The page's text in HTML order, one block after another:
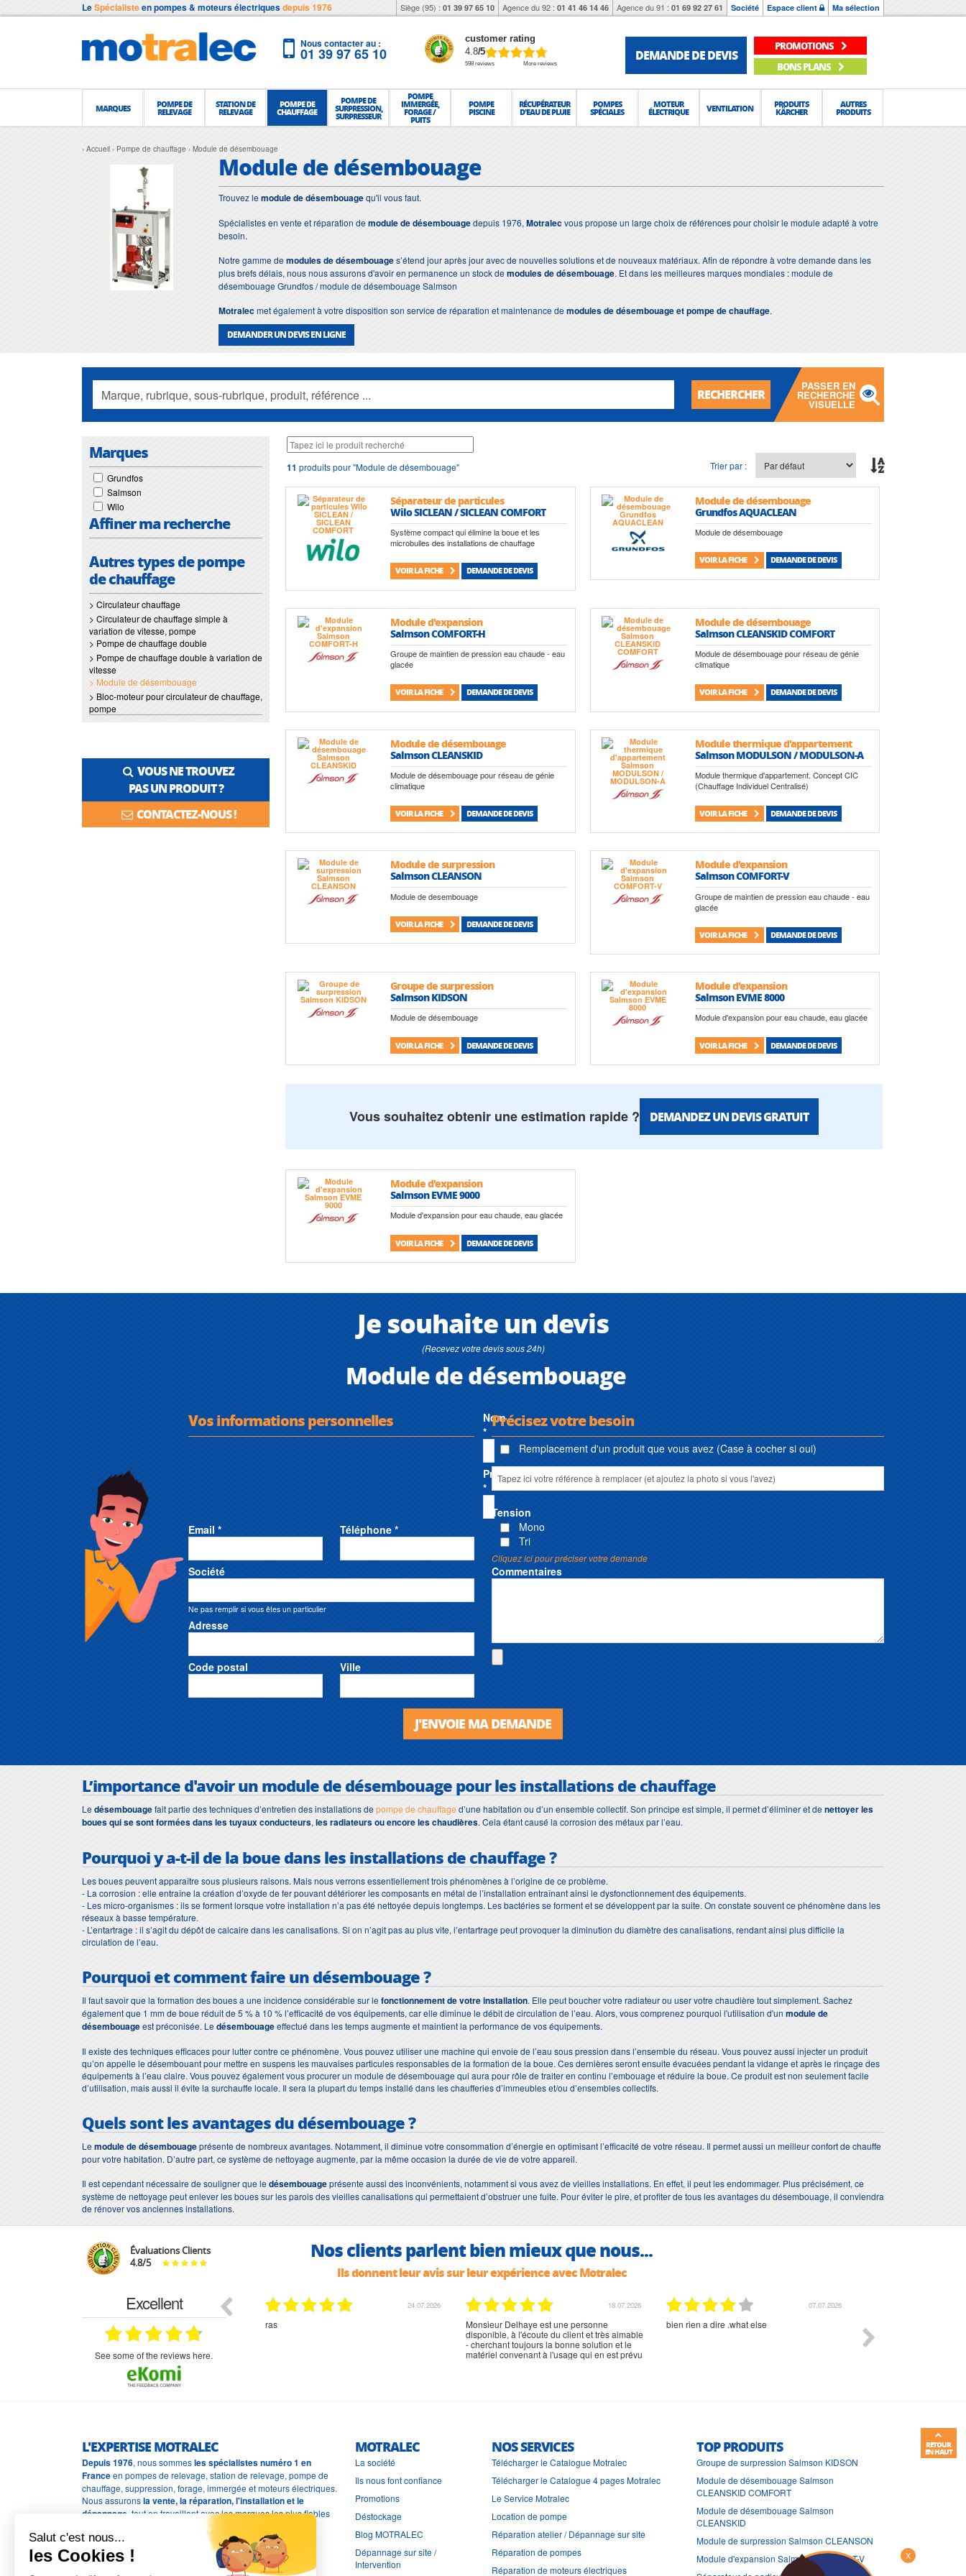
LeSpécialisteen pompes & moteurs électriquesdepuis 1976 Siège (95) : 01 39 97 65 10 Agence du 92 : 01 41 46 14 46 Agence du 91 : 01 69 92 27 61 Société Espace client Ma sélection
Nous contacter au :
01 39 97 65 10
customer rating
4.8/5
598 reviews More reviews
DEMANDE DE DEVIS
PROMOTIONS
BONS PLANS
MARQUES POMPE DE
RELEVAGE
STATION DE
RELEVAGE
POMPE DE
CHAUFFAGE
POMPE DE
SURPRESSION,
SURPRESSEUR
POMPE
IMMERGÉE,
FORAGE /
PUITS
POMPE
PISCINE
RÉCUPÉRATEUR
D'EAU DE PLUIE
POMPES
SPÉCIALES
MOTEUR
ÉLECTRIQUE VENTILATION PRODUITS
KÄRCHER
AUTRES
PRODUITS
Accueil Pompe de chauffage Module de désembouage
Module de désembouage
Trouvez lemodule de désembouagequ'il vous faut.
Spécialistes en vente et réparation demodule de désembouagedepuis 1976, Motralecvous propose un large choix de références pour choisir le module adapté à votre
besoin.
Notre gamme demodules de désembouages’étend jour après jour avec de nouvelles solutions et de nouveaux matériaux. Afin de répondre à votre demande dans les
plus brefs délais, nous nous assurons d'avoir en permanence un stock demodules de désembouage. Et dans les meilleures marques mondiales : module de
désembouage Grundfos / module de désembouage Salmson
Motralecmet également à votre disposition son service de réparation et maintenance demodules de désembouage et pompe de chauffage.
DEMANDER UN DEVIS EN LIGNE
RECHERCHER
PASSER EN
RECHERCHE
VISUELLE
Marques
Grundfos
Salmson
Wilo
Affiner ma recherche
Autres types de pompe
de chauffage
> Circulateur chauffage
> Circulateur de chauffage simple à
variation de vitesse, pompe
> Pompe de chauffage double
> Pompe de chauffage double à variation de
vitesse
> Module de désembouage
> Bloc-moteur pour circulateur de chauffage,
pompe
VOUS NE TROUVEZ
PAS UN PRODUIT ?
CONTACTEZ-NOUS !
11 produits pour "Module de désembouage" Trier par :
Séparateur de particules
Wilo SICLEAN / SICLEAN COMFORT
Système compact qui élimine la boue et les
microbulles des installations de chauffage
VOIR LA FICHE DEMANDE DE DEVIS
Module de désembouage
Grundfos AQUACLEAN
Module de désembouage
VOIR LA FICHE DEMANDE DE DEVIS
Module d'expansion
Salmson COMFORT-H
Groupe de maintien de pression eau chaude - eau
glacée
VOIR LA FICHE DEMANDE DE DEVIS
Module de désembouage
Salmson CLEANSKID COMFORT
Module de désembouage pour réseau de génie
climatique
VOIR LA FICHE DEMANDE DE DEVIS
Module de désembouage
Salmson CLEANSKID
Module de désembouage pour réseau de génie
climatique
VOIR LA FICHE DEMANDE DE DEVIS
Module thermique d'appartement
Salmson MODULSON / MODULSON-A
Module thermique d'appartement. Concept CIC
(Chauffage Individuel Centralisé)
VOIR LA FICHE DEMANDE DE DEVIS
Module de surpression
Salmson CLEANSON
Module de desembouage
VOIR LA FICHE DEMANDE DE DEVIS
Module d'expansion
Salmson COMFORT-V
Groupe de maintien de pression eau chaude - eau
glacée
VOIR LA FICHE DEMANDE DE DEVIS
Groupe de surpression
Salmson KIDSON
Module de désembouage
VOIR LA FICHE DEMANDE DE DEVIS
Module d'expansion
Salmson EVME 8000
Module d'expansion pour eau chaude, eau glacée
VOIR LA FICHE DEMANDE DE DEVIS
Vous souhaitez obtenir une estimation rapide ? DEMANDEZ UN DEVIS GRATUIT
Module d'expansion
Salmson EVME 9000
Module d'expansion pour eau chaude, eau glacée
VOIR LA FICHE DEMANDE DE DEVIS
Je souhaite un devis
(Recevez votre devis sous 24h)
Module de désembouage
Vos informations personnelles
Nom
*
Prénom
*
Email * Téléphone *
Société
Ne pas remplir si vous êtes un particulier
Adresse
Code postal Ville
Précisez votre besoin
Remplacement d'un produit que vous avez (Case à cocher si oui)
Tension
Mono
Tri
Cliquez ici pour préciser votre demande
Commentaires
J'ENVOIE MA DEMANDE
L’importance d'avoir unmodule de désembouagepour les installations de chauffage
Ledésembouagefait partie des techniques d’entretien des installations depompe de chauffage d’une habitation ou d’un ensemble collectif. Son principe est simple, il permet d’éliminer et denettoyer les
boues qui se sont formées dans les tuyaux conducteurs, les radiateurs ou encore les chaudières. Cela étant causé la corrosion des métaux par l’eau.
Pourquoi y a-t-il de la boue dans les installations de chauffage ?
Les boues peuvent apparaître sous plusieurs raisons. Mais nous verrons essentiellement trois phénomènes à l’origine de ce problème.
- La corrosion : elle entraîne la création d’oxyde de fer pouvant détériorer les composants en métal de l’installation entraînant ainsi le dysfonctionnement des équipements.
- Les micro-organismes : ils se forment lorsque votre installation n’a pas été nettoyée depuis longtemps. Les bactéries se forment et se développent par la suite. On constate souvent ce phénomène dans les
réseaux à basse température.
- L’entartrage : il s’agit du dépôt de calcaire dans les canalisations. Si on n’agit pas au plus vite, l’entartrage peut provoquer la diminution du diamètre des canalisations, rendant ainsi plus difficile la
circulation de l’eau.
Pourquoi et comment faire undésembouage?
Il faut savoir que la formation des boues a une incidence considérable sur lefonctionnement de votre installation. Elle peut boucher votre radiateur ou user votre chaudière tout simplement. Sachez
également que 1 mm de boue réduit de 5 % à 10 % l’efficacité de vos équipements, car elle diminue le débit de circulation de l’eau. Alors, vous comprenez pourquoi l'utilisation d'un module de
désembouageest préconisée. Ledésembouageeffectué dans les temps augmente et maintient la performance de vos équipements.
Il existe des techniques efficaces pour lutter contre ce phénomène. Vous pouvez utiliser une machine qui envoie de l’eau sous pression dans l’ensemble du réseau. Vous pouvez aussi injecter un produit
qu’on appelle le désembouant pour mettre en suspens les mauvaises particules responsables de la formation de la boue. Ces dernières seront ensuite évacuées pendant la vidange et après le rinçage des
équipements à l’eau claire. Vous pouvez également vous procurer un module de désembouage qui aura pour rôle de traiter en continu l’embouage et réduire la boue. Ce produit est non seulement facile
d’utilisation, mais aussi il évite la surchauffe locale. Il sera la plupart du temps installé dans les chaufferies d’immeubles et/ou d’ensembles collectifs.
Quels sont les avantages dudésembouage?
Lemodule de désembouageprésente de nombreux avantages. Notamment, il diminue votre consommation d’énergie en optimisant l’efficacité de votre réseau. Il permet aussi un meilleur confort de chauffe
pour votre habitation. D’autre part, ce système de nettoyage augmente, par la même occasion la durée de vie de votre appareil.
Il est cependant nécessaire de souligner que ledésembouageprésente aussi des inconvénients, notamment si vous avez de vieilles installations. En effet, il peut les endommager. Plus précisément, ce
système de nettoyage peut enlever les boues sur les parois des vieilles canalisations qui permettaient d’obstruer une fuite. Pour éviter le pire, et profiter de tous les avantages du désembouage, il conviendra
de rénover vos anciennes installations.
Évaluations Clients
4.8/5 Nos clients parlent bien mieux que nous...
Ils donnent leur avis sur leur expérience avec Motralec
Excellent
see some of the reviews here.
07.07.2026
bien rien a dire .what else
02.07.2026
RAS
02.07.2026
rien à signaler, très content
01.07.2026
Commande et délais parfait
L'EXPERTISE MOTRALEC
Depuis 1976, nous sommesles spécialistes numéro 1 en
Franceen pompes de relevage, station de relevage, pompe de
chauffage, suppression, forage, immergée et moteurs électriques.
Nous assuronsla vente, la réparation, l'installation et le
dépannage , tout en travaillant avec les marques les plus fiables
MOTRALEC
La société
Ils nous font confiance
Promotions
Déstockage
Blog MOTRALEC
Dépannage sur site /
Intervention
NOS SERVICES
Télécharger le Catalogue Motralec
Télécharger le Catalogue 4 pages Motralec
Le Service Motralec
Location de pompe
Réparation atelier / Dépannage sur site
Réparation de pompes
Réparation de moteurs électriques
TOP PRODUITS
Groupe de surpression Salmson KIDSON
Module de désembouage Salmson
CLEANSKID COMFORT
Module de désembouage Salmson
CLEANSKID
Module de surpression Salmson CLEANSON
Module d'expansion Salmson COMFORT-V
X
RETOUR
EN HAUT